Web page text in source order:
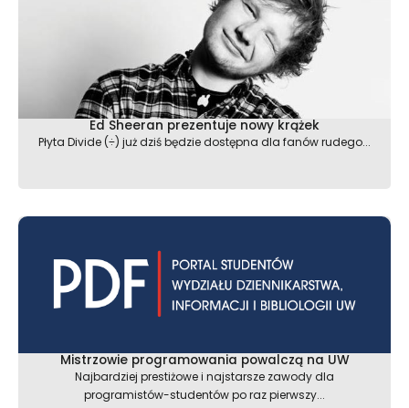
Ed Sheeran prezentuje nowy krążek
Płyta Divide (÷) już dziś będzie dostępna dla fanów rudego...
Mistrzowie programowania powalczą na UW
Najbardziej prestiżowe i najstarsze zawody dla
programistów-studentów po raz pierwszy...